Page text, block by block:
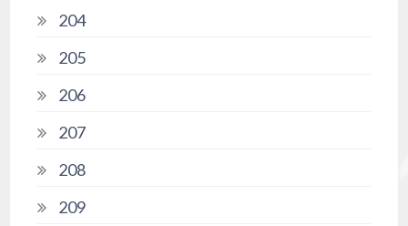
204
205
206
207
208
209